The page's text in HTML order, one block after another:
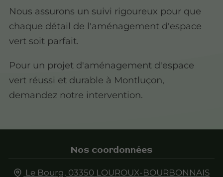
Nous assurons un suivi rigoureux pour que
chaque détail de l'aménagement d'espace
vert soit parfait.
Pour un projet d'aménagement d'espace
vert réussi et durable à Montluçon,
demandez notre intervention.
Nos coordonnées
Le Bourg, 03350 LOUROUX-BOURBONNAIS